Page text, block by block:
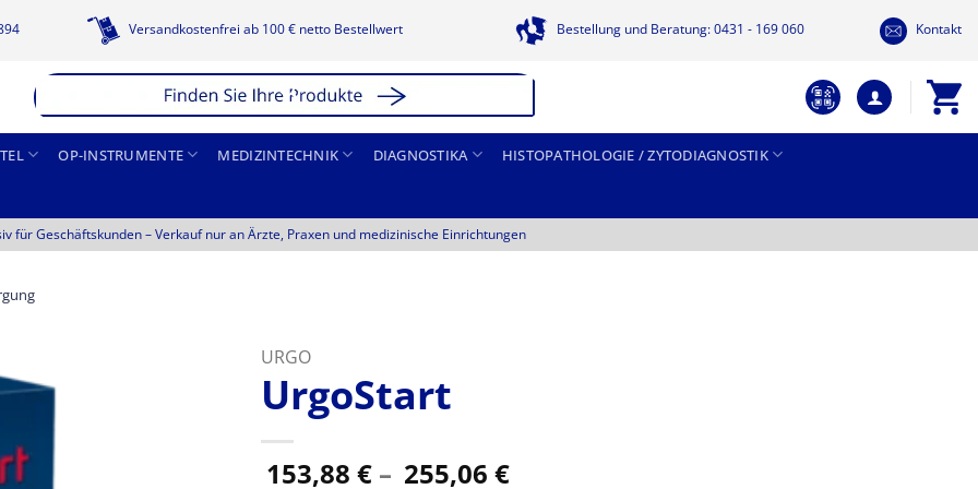
Versandkostenfrei ab 100 € netto Bestellwert Bestellung und Beratung: 0431 - 169 060 Kontakt
OP-INSTRUMENTE MEDIZINTECHNIK DIAGNOSTIKA HISTOPATHOLOGIE / ZYTODIAGNOSTIK
für Geschäftskunden –Verkauf nur an Ärzte, Praxen und medizinische Einrichtungen
URGO
UrgoStart
153,88 € – 255,06 €Preisspanne: